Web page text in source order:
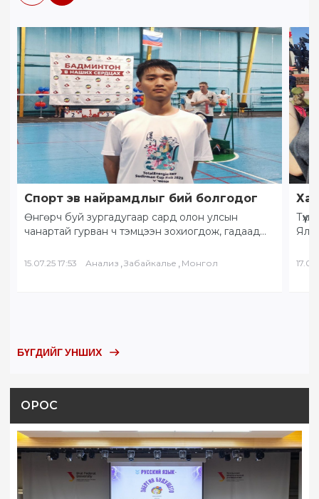
Спорт эв найрамдлыг бий болгодог
Өнгөрч буй зургадугаар сард олон улсын
чанартай гурван ч тэмцээн зохиогдож, гадаад
“Солнечное Забайкалье” буюу…
15.07.25 17:53 Анализ , Забайкалье , Монгол
БҮГДИЙГ УНШИХ
ОРОС